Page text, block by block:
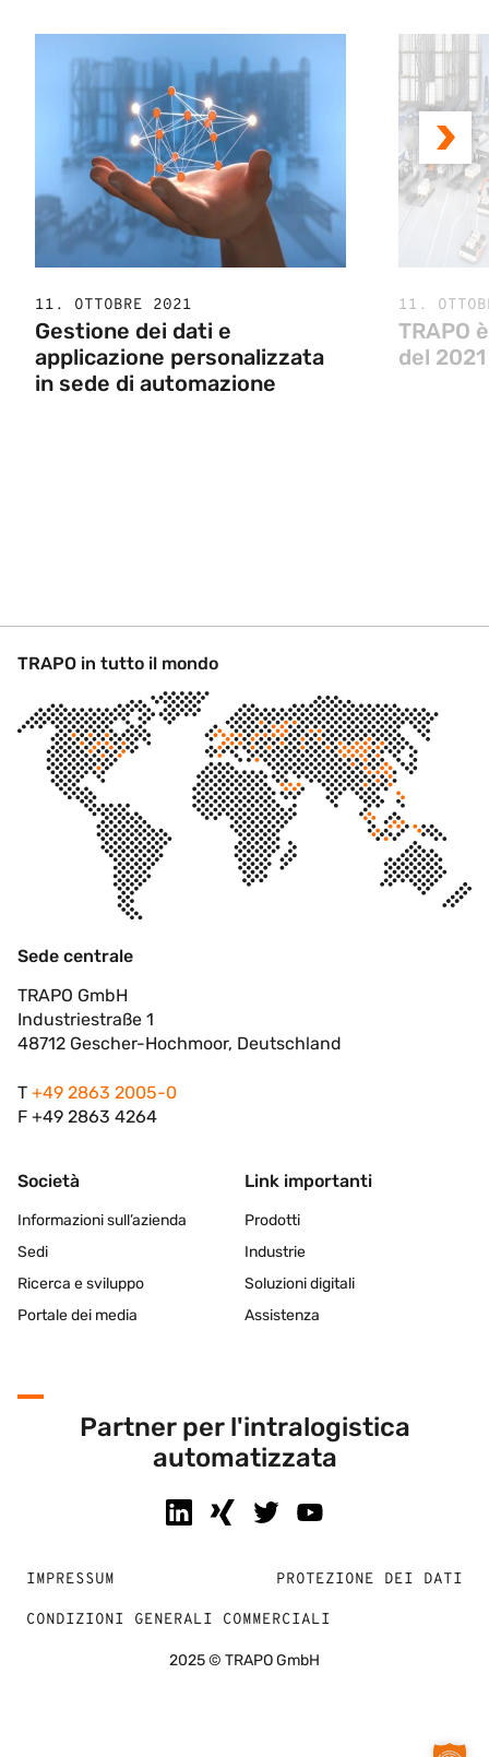
11. OTTOBRE 2021
Gestione dei dati e
applicazione personalizzata
in sede di automazione
11.
TRAPO
del 2021
TRAPO in tutto il mondo
Sede centrale
TRAPO GmbH
Industriestraße 1
48712 Gescher-Hochmoor, Deutschland
T +49 2863 2005-0
F +49 2863 4264
Società
Informazioni sull’azienda
Sedi
Ricerca e sviluppo
Portale dei media
Link importanti
Prodotti
Industrie
Soluzioni digitali
Assistenza
Partner per l'intralogistica
automatizzata
IMPRESSUM PROTEZIONE DEI DATI
CONDIZIONI GENERALI COMMERCIALI
2025 © TRAPO GmbH